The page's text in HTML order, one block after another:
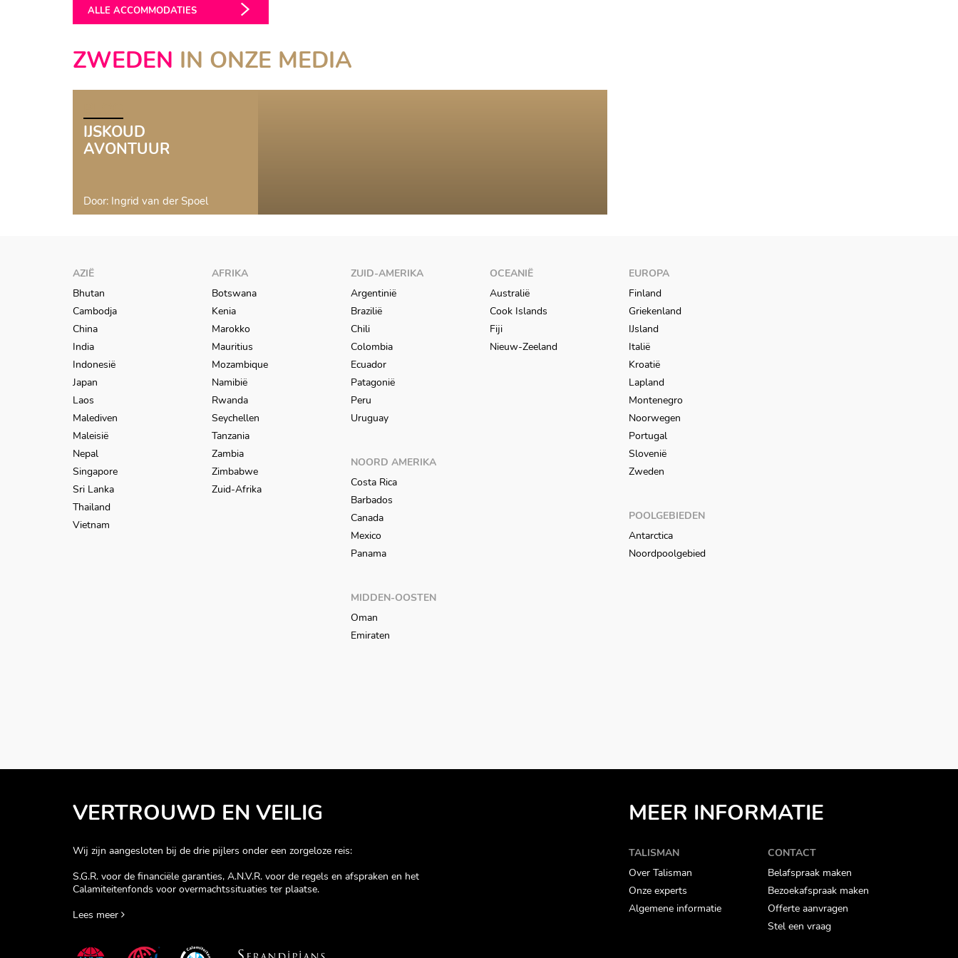
ALLE ACCOMMODATIES
ZWEDEN IN ONZE MEDIA
IJSKOUD
AVONTUUR
Door: Ingrid van der Spoel
AZIË
Bhutan
Cambodja
China
India
Indonesië
Japan
Laos
Malediven
Maleisië
Nepal
Singapore
Sri Lanka
Thailand
Vietnam
AFRIKA
Botswana
Kenia
Marokko
Mauritius
Mozambique
Namibië
Rwanda
Seychellen
Tanzania
Zambia
Zimbabwe
Zuid-Afrika
ZUID-AMERIKA
Argentinië
Brazilië
Chili
Colombia
Ecuador
Patagonië
Peru
Uruguay
NOORD AMERIKA
Costa Rica
Barbados
Canada
Mexico
Panama
MIDDEN-OOSTEN
Oman
Emiraten
OCEANIË
Australië
Cook Islands
Fiji
Nieuw-Zeeland
EUROPA
Finland
Griekenland
IJsland
Italië
Kroatië
Lapland
Montenegro
Noorwegen
Portugal
Slovenië
Zweden
POOLGEBIEDEN
Antarctica
Noordpoolgebied
MEER INFORMATIE
TALISMAN
Over Talisman
Onze experts
Algemene informatie
CONTACT
Belafspraak maken
Bezoekafspraak maken
Offerte aanvragen
Stel een vraag
VERTROUWD EN VEILIG
Wij zijn aangesloten bij de drie pijlers onder een zorgeloze reis:
S.G.R. voor de financiële garanties, A.N.V.R. voor de regels en afspraken en het
Calamiteitenfonds voor overmachtssituaties ter plaatse.
Lees meer